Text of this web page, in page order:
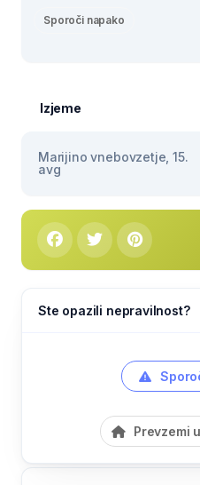
Sporoči napako
Izjeme
Marijino vnebovzetje, 15.
avg
Ste opazili nepravilnost?
Prevzemi